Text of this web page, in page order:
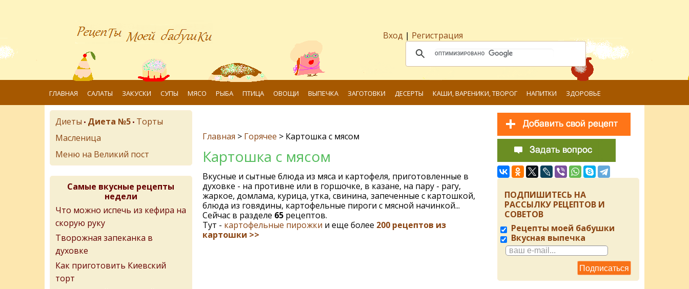
Вход | Регистрация
ГЛАВНАЯ САЛАТЫ ЗАКУСКИ СУПЫ МЯСО РЫБА ПТИЦА ОВОЩИ ВЫПЕЧКА ЗАГОТОВКИ ДЕСЕРТЫ КАШИ, ВАРЕНИКИ, ТВОРОГ НАПИТКИ ЗДОРОВЬЕ
Главная > Горячее > Картошка с мясом
Картошка с мясом
Вкусные и сытные блюда из мяса и картофеля, приготовленные в
духовке - на противне или в горшочке, в казане, на пару - рагу,
жаркое, домлама, курица, утка, свинина, запеченные с картошкой,
блюда из говядины, картофельные пироги с мясной начинкой...
Сейчас в разделе 65рецептов.
Тут - картофельные пирожки и еще более 200 рецептов из
картошки >>
Диеты • Диета №5 • Торты
Масленица
Меню на Великий пост
Самые вкусные рецепты
недели
Что можно испечь из кефира на
скорую руку
Творожная запеканка в
духовке
Как приготовить Киевский
торт
ПОДПИШИТЕСЬ НА
РАССЫЛКУ РЕЦЕПТОВ И
СОВЕТОВ
Рецепты моей бабушки
Вкусная выпечка